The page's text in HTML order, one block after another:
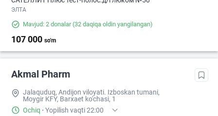
ЭЛТА
Mavjud: 2 donalar(32 daqiqa oldin yangilangan)
107 000 so'm
Akmal Pharm
Jalaquduq, Andijon viloyati. Izboskan tumani,
Moygir KFY, Barxaet ko'chasi, 1
Ochiq · Yopilish vaqti 22:00